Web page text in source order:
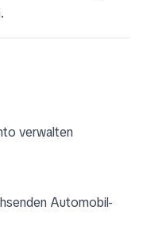
verwalten
Automobil-